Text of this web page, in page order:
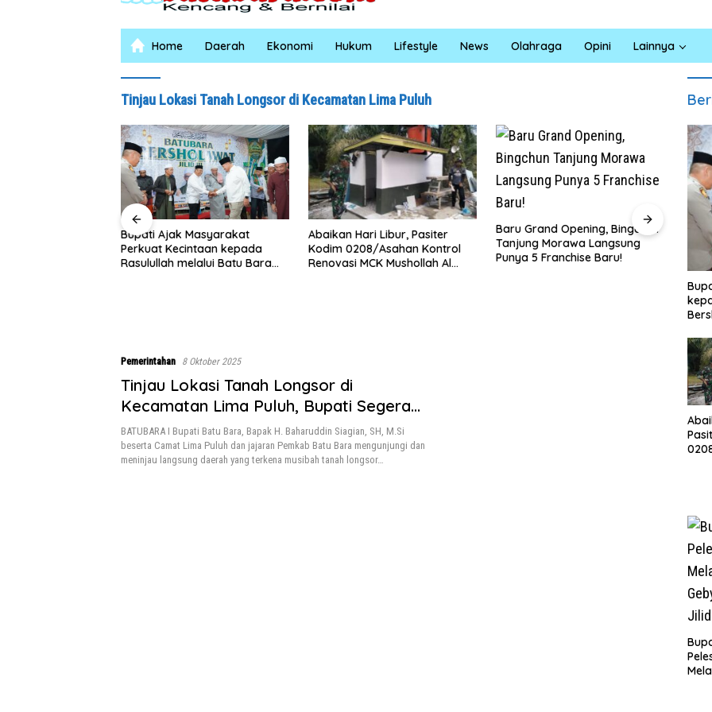
Home Daerah Ekonomi Hukum Lifestyle News Olahraga Opini Lainnya
Tinjau Lokasi Tanah Longsor di Kecamatan Lima Puluh
Bupati Ajak Masyarakat
Perkuat Kecintaan kepada
Rasulullah melalui Batu Bara
Abaikan Hari Libur, Pasiter
Kodim 0208/Asahan Kontrol
Renovasi MCK Mushollah Al
‎Baru Grand Opening, Bingchun
Tanjung Morawa Langsung
Punya 5 Franchise Baru!
Bupati
Budaya
Pemerintahan 8 Oktober 2025
Tinjau Lokasi Tanah Longsor di
Kecamatan Lima Puluh, Bupati Segera
Membantu
BATUBARA I Bupati Batu Bara, Bapak H. Baharuddin Siagian, SH, M.Si
beserta Camat Lima Puluh dan jajaran Pemkab Batu Bara mengunjungi dan
meninjau langsung daerah yang terkena musibah tanah longsor…